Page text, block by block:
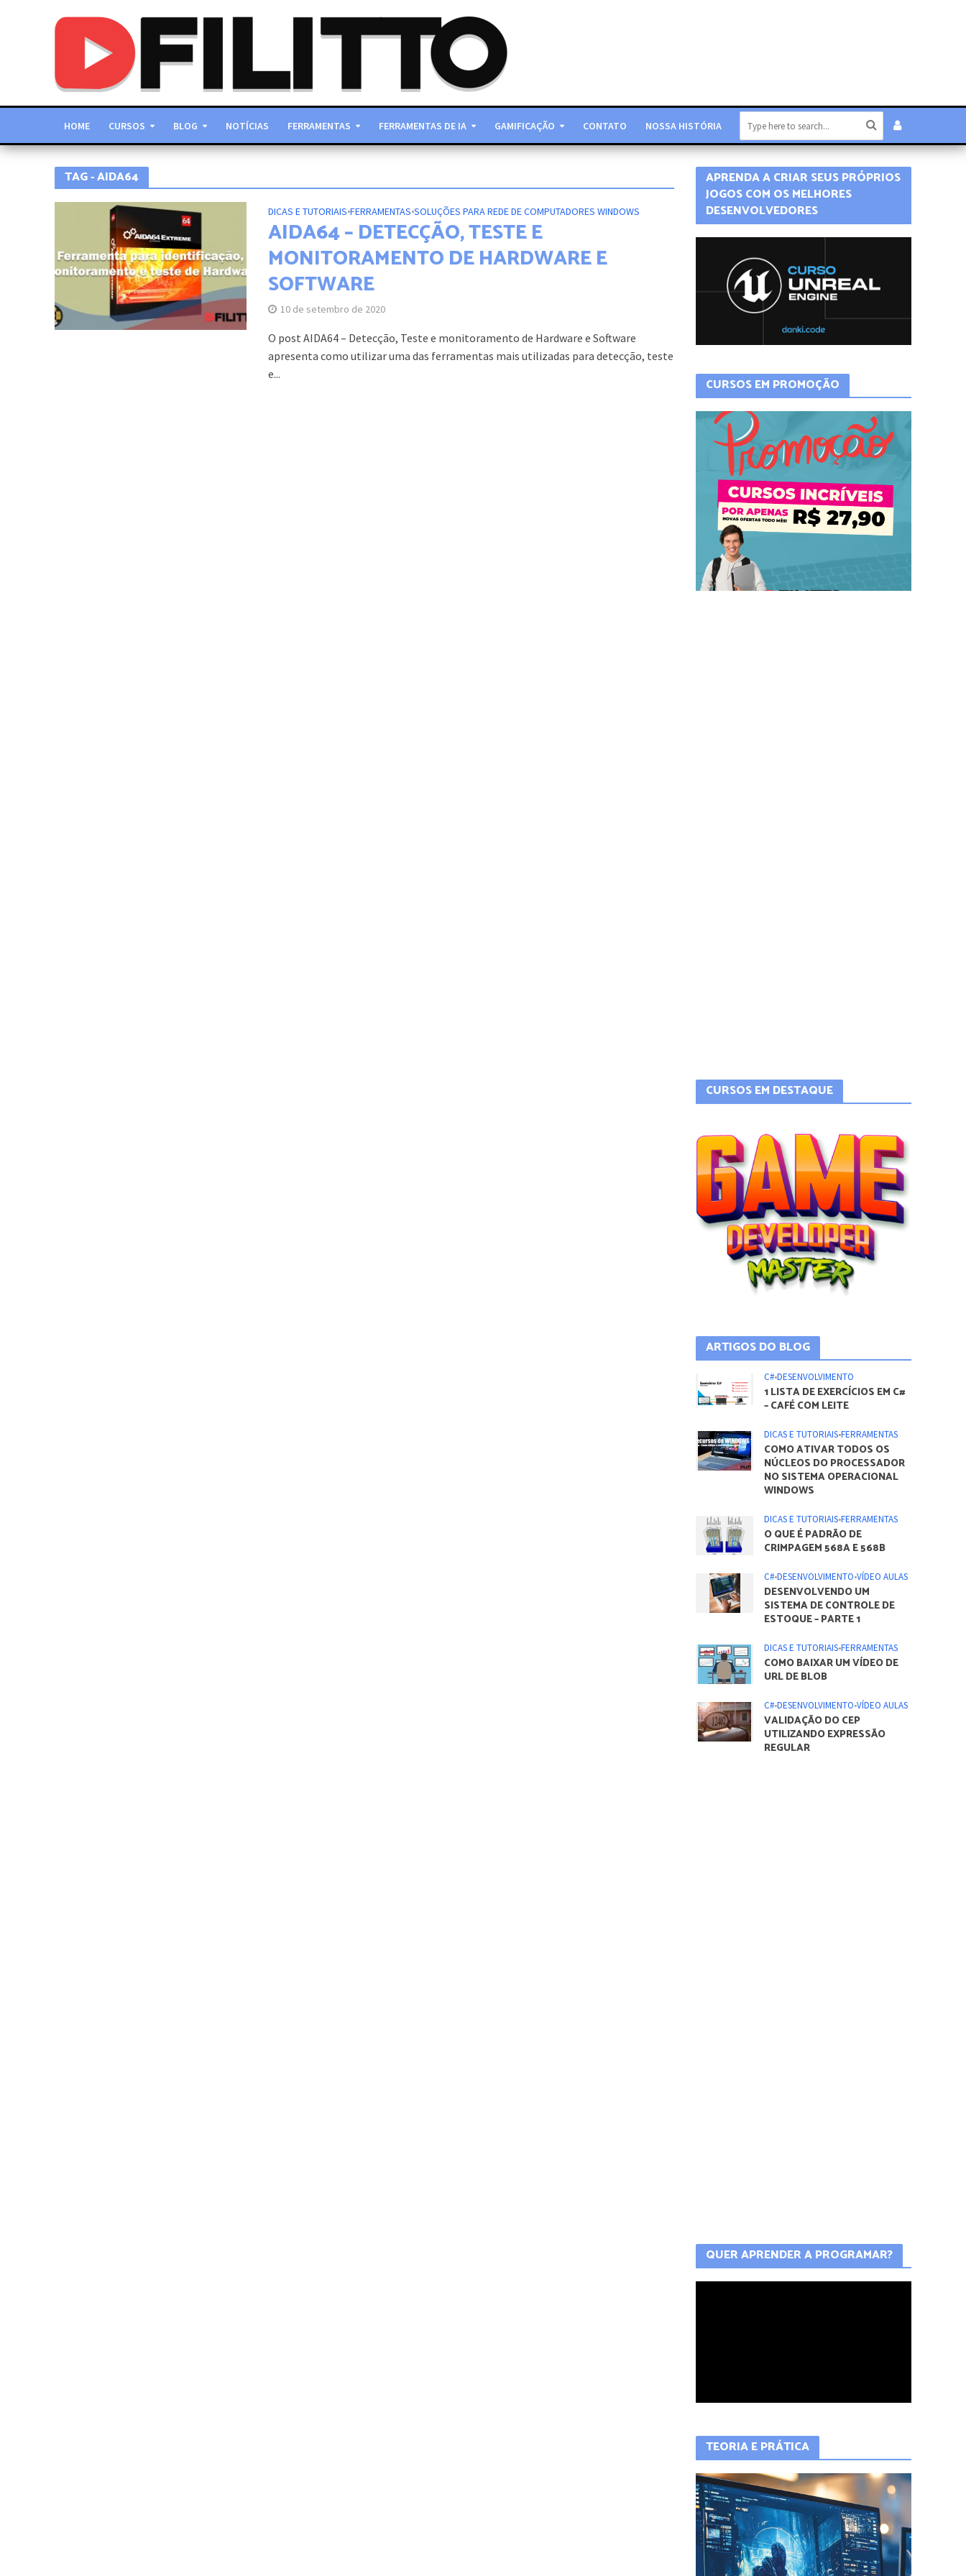
HOME CURSOS BLOG NOTÍCIAS FERRAMENTAS FERRAMENTAS DE IA GAMIFICAÇÃO CONTATO NOSSA HISTÓRIA
TAG - AIDA64
DICAS E TUTORIAIS•FERRAMENTAS•SOLUÇÕES PARA REDE DE COMPUTADORES WINDOWS
AIDA64 – DETECÇÃO, TESTE E
MONITORAMENTO DE HARDWARE E
SOFTWARE
10 de setembro de 2020
O post AIDA64 – Detecção, Teste e monitoramento de Hardware e Software
apresenta como utilizar uma das ferramentas mais utilizadas para detecção, teste
e...
APRENDA A CRIAR SEUS PRÓPRIOS
JOGOS COM OS MELHORES
DESENVOLVEDORES
CURSOS EM PROMOÇÃO
CURSOS EM DESTAQUE
ARTIGOS DO BLOG
C#•DESENVOLVIMENTO
1 LISTA DE EXERCÍCIOS EM C#
– CAFÉ COM LEITE
DICAS E TUTORIAIS•FERRAMENTAS
COMO ATIVAR TODOS OS
NÚCLEOS DO PROCESSADOR
NO SISTEMA OPERACIONAL
WINDOWS
DICAS E TUTORIAIS•FERRAMENTAS
O QUE É PADRÃO DE
CRIMPAGEM 568A E 568B
C#•DESENVOLVIMENTO•VÍDEO AULAS
DESENVOLVENDO UM
SISTEMA DE CONTROLE DE
ESTOQUE – PARTE 1
DICAS E TUTORIAIS•FERRAMENTAS
COMO BAIXAR UM VÍDEO DE
URL DE BLOB
C#•DESENVOLVIMENTO•VÍDEO AULAS
VALIDAÇÃO DO CEP
UTILIZANDO EXPRESSÃO
REGULAR
QUER APRENDER A PROGRAMAR?
TEORIA E PRÁTICA